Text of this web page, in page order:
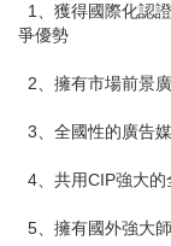
1、獲得國際化認
爭優勢
2、擁有市場前景
3、全國性的廣告
4、共用CIP強大
5、擁有國外強大